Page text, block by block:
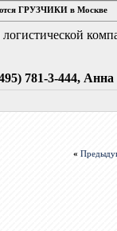
ГРУЗЧИКИ в Москве
781-3-444, Анна
«